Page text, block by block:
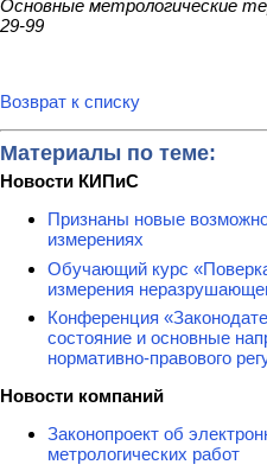
Основные метрологические
29-99
Возврат к списку
Материалы по теме:
Новости КИПиС
Признаны новые
измерениях
Обучающий курс
измерения
Конференция
состояние и основные
нормативно-правового
Новости компаний
Законопроект об
метрологических работ